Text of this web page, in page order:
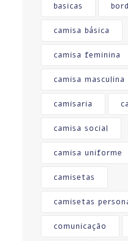
basicas
camisa básica
camisa feminina
camisa masculina
camisaria
camisa social
camisa uniforme
camisetas
camisetas
comunicação